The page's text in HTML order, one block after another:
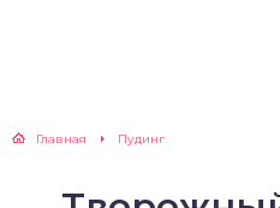
Главная Пудинг